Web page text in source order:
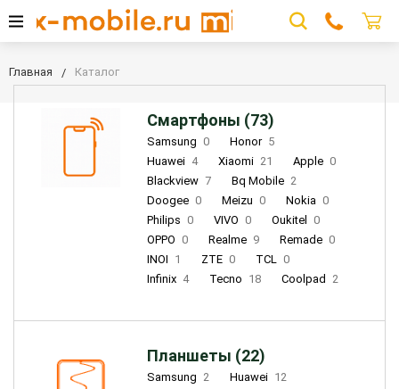
Главная Каталог
Смартфоны (73)
Samsung 0 Honor 5
Huawei 4 Xiaomi 21 Apple 0
Blackview 7 Bq Mobile 2
Doogee 0 Meizu 0 Nokia 0
Philips 0 VIVO 0 Oukitel
0
OPPO 0 Realme 9 Remade 0
INOI 1 ZTE 0 TCL 0
Infinix 4 Tecno 18 Coolpad 2
Планшеты (22)
Samsung 2 Huawei 12